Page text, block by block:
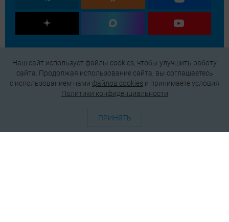
Наш сайт использует файлы cookies, чтобы улучшить работу
сайта. Продолжая использование сайта, вы соглашаетесь
c использованием нами файлов cookies и принимаете условия
Политики конфиденциальности
ПРИНЯТЬ